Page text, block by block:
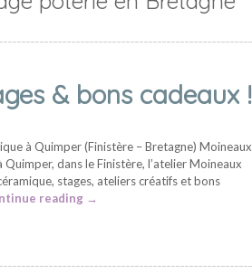
& bons cadeaux !
à Quimper (Finistère – Bretagne) Moineaux
dans le Finistère, l’atelier Moineaux
stages, ateliers créatifs et bons
reading →